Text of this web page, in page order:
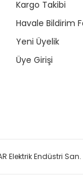
Kargo Takibi
Havale Bildirim
Yeni Üyelik
Üye Girişi
Elektrik Endüstri San.